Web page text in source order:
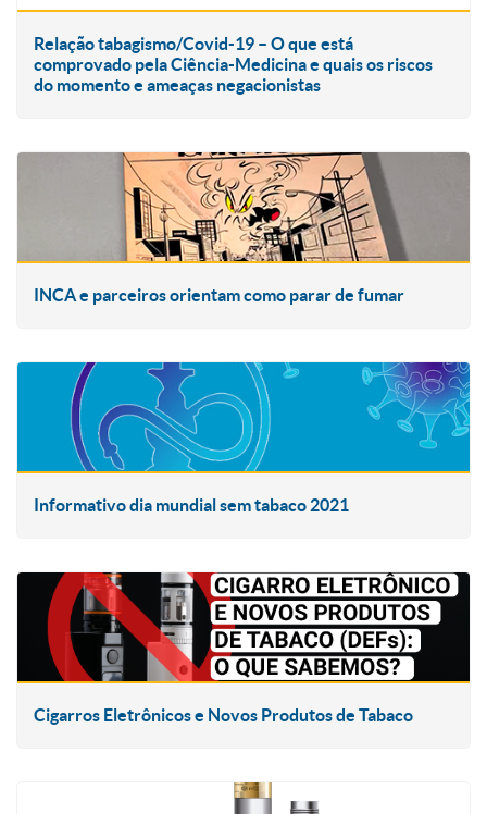
Relação tabagismo/Covid-19 – O que está
comprovado pela Ciência-Medicina e quais os riscos
do momento e ameaças negacionistas
INCA e parceiros orientam como parar de fumar
Informativo dia mundial sem tabaco 2021
Cigarros Eletrônicos e Novos Produtos de Tabaco